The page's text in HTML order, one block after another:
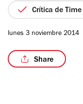
Crítica de Time
lunes 3 noviembre 2014
Share